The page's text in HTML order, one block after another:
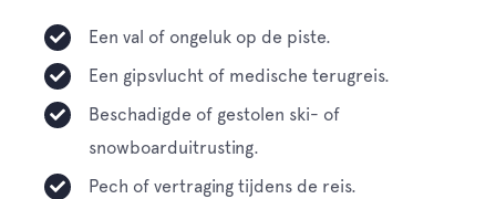
Een val of ongeluk op de piste.
Een gipsvlucht of medische terugreis.
Beschadigde of gestolen ski- of
snowboarduitrusting.
Pech of vertraging tijdens de reis.